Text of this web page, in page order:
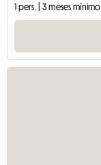
1 pers. | 3 meses mínimo